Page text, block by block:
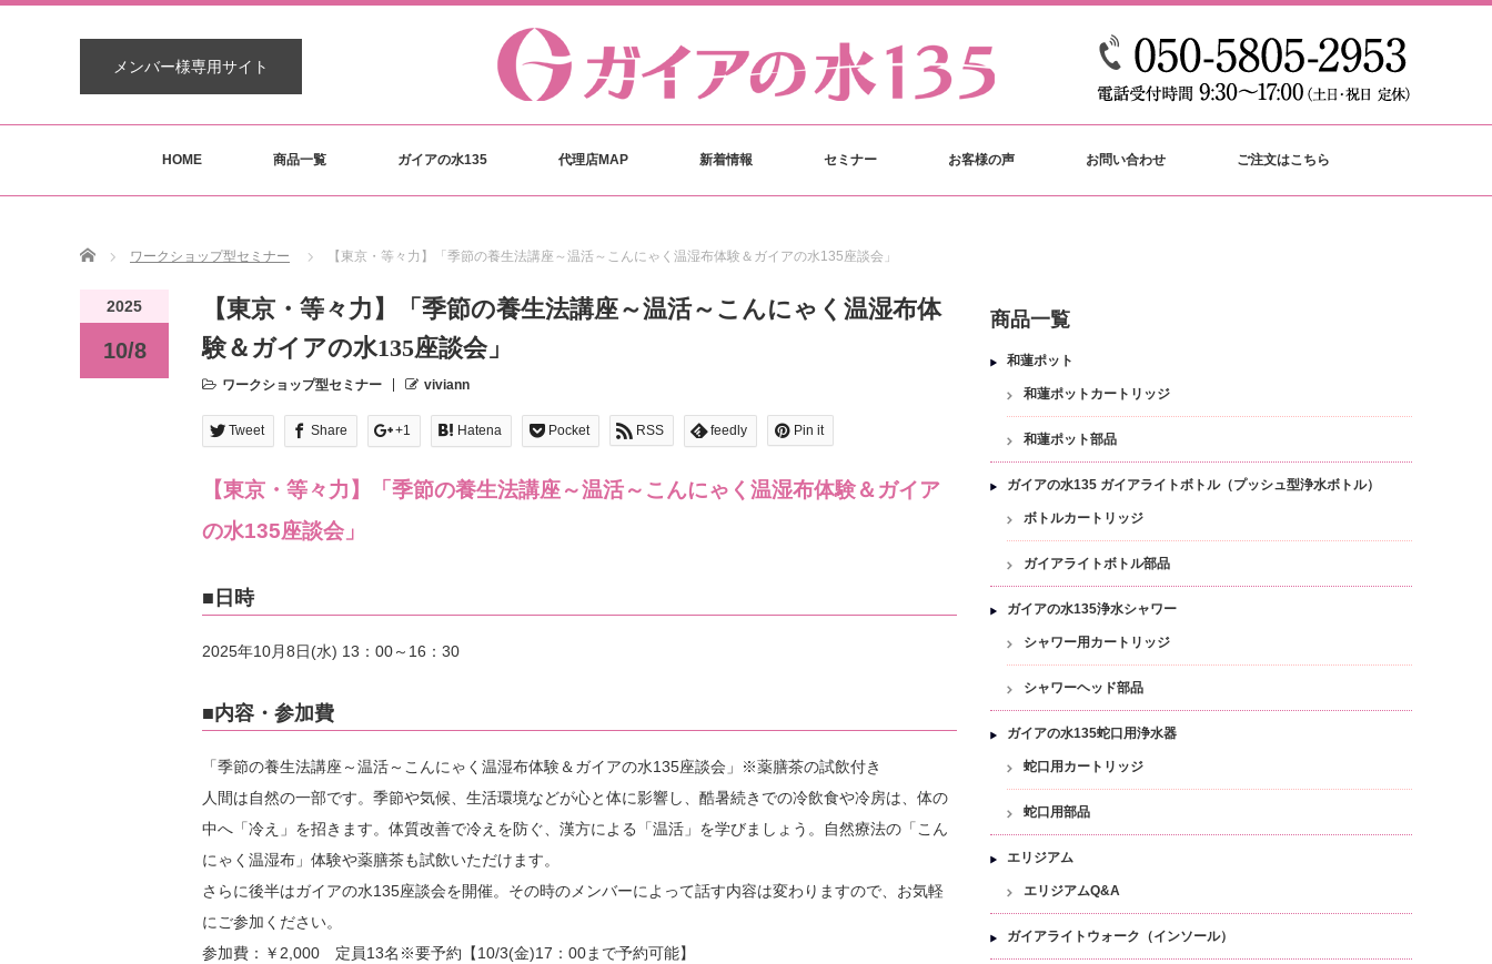
メンバー様専用サイト
HOME 商品一覧 ガイアの水135 代理店MAP 新着情報 セミナー お客様の声 お問い合わせ ご注文はこちら
Home ワークショップ型セミナー 【東京・等々力】「季節の養生法講座～温活～こんにゃく温湿布体験＆ガイアの水135座談会」
2025
10/8
【東京・等々力】「季節の養生法講座～温活～こんにゃく温湿布体
験＆ガイアの水135座談会」
ワークショップ型セミナー viviann
Tweet Share +1 Hatena Pocket RSS feedly Pin it
【東京・等々力】「季節の養生法講座～温活～こんにゃく温湿布体験＆ガイア
の水135座談会」
■日時
2025年10月8日(水) 13：00～16：30
■内容・参加費
「季節の養生法講座～温活～こんにゃく温湿布体験＆ガイアの水135座談会」※薬膳茶の試飲付き
人間は自然の一部です。季節や気候、生活環境などが心と体に影響し、酷暑続きでの冷飲食や冷房は、体の
中へ「冷え」を招きます。体質改善で冷えを防ぐ、漢方による「温活」を学びましょう。自然療法の「こん
にゃく温湿布」体験や薬膳茶も試飲いただけます。
さらに後半はガイアの水135座談会を開催。その時のメンバーによって話す内容は変わりますので、お気軽
にご参加ください。
参加費：￥2,000 定員13名※要予約【10/3(金)17：00まで予約可能】
商品一覧
和蓮ポット
和蓮ポットカートリッジ
和蓮ポット部品
ガイアの水135 ガイアライトボトル（プッシュ型浄水ボトル）
ボトルカートリッジ
ガイアライトボトル部品
ガイアの水135浄水シャワー
シャワー用カートリッジ
シャワーヘッド部品
ガイアの水135蛇口用浄水器
蛇口用カートリッジ
蛇口用部品
エリジアム
エリジアムQ&A
ガイアライトウォーク（インソール）